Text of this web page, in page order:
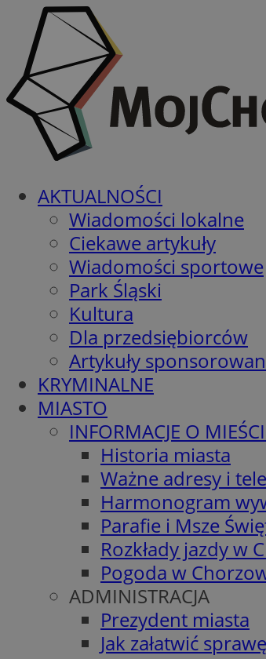
AKTUALNOŚCI
Wiadomości lokalne
Ciekawe artykuły
Wiadomości sportowe
Park Śląski
Kultura
Dla przedsiębiorców
Artykuły
KRYMINALNE
MIASTO
INFORMACJE O
Historia miasta
Ważne adresy i
Harmonogram
Parafie i Msze
Rozkłady jazdy w
Pogoda w
ADMINISTRACJA
Prezydent miasta
Jak załatwić